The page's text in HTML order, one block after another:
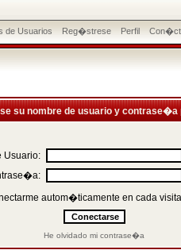
de Usuarios Reg�strese Perfil
su nombre de usuario y
Usuario:
autom�ticamente en cada
He olvidado mi contrase�a